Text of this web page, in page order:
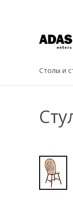
Столы и